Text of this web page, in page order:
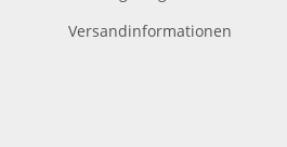
Versandinformationen